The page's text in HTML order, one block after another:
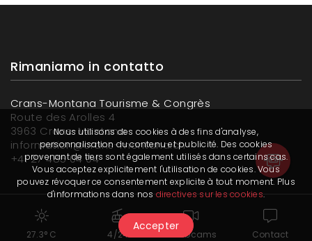
Rimaniamo in contatto
Crans-Montana Tourisme & Congrès
Route des Arolles 4
3963 Crans-Montana
information@crans-montana.ch
+41 27 485 04 04
Abbonati alla newsletter
27.3° C 4/24 Webcams Contact
Nous utilisons des cookies à des fins d'analyse,
personnalisation du contenu et publicité. Des cookies
provenant de tiers sont également utilisés dans certains cas.
Vous acceptez explicitement l'utilisation de cookies. Vous
pouvez révoquer ce consentement explicite à tout moment. Plus
d'informations dans nos directives sur les cookies.
Accepter